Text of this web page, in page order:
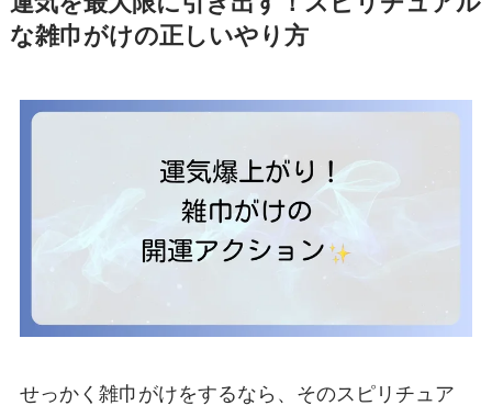
な雑巾がけの正しいやり方
せっかく雑巾がけをするなら、そのスピリチュア